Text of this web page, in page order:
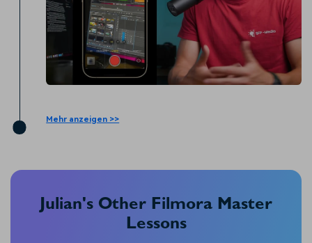
Mehr anzeigen >>
Julian's Other Filmora Master
Lessons